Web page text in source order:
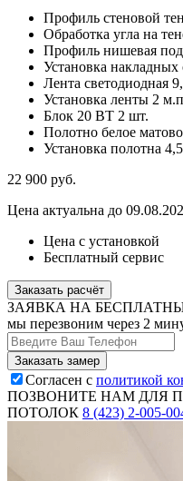
Профиль стеновой
Обработка угла на
Профиль нишевая
Установка накладных
Лента светодиодная
Установка ленты 2
Блок 20 ВТ 2 шт.
Полотно белое
Установка полотна
22 900 руб.
Цена актуальна до
Цена с установкой
Бесплатный сервис
Заказать расчёт
ЗАЯВКА НА
мы перезвоним через 2
Согласен с политикой
ПОЗВОНИТЕ НАМ ДЛЯ
ПОТОЛОК 8 (423) 2-005-